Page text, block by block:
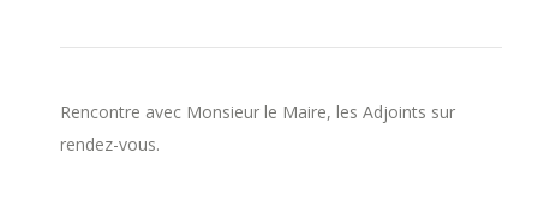
Rencontre avec Monsieur le Maire, les Adjoints sur
rendez-vous.